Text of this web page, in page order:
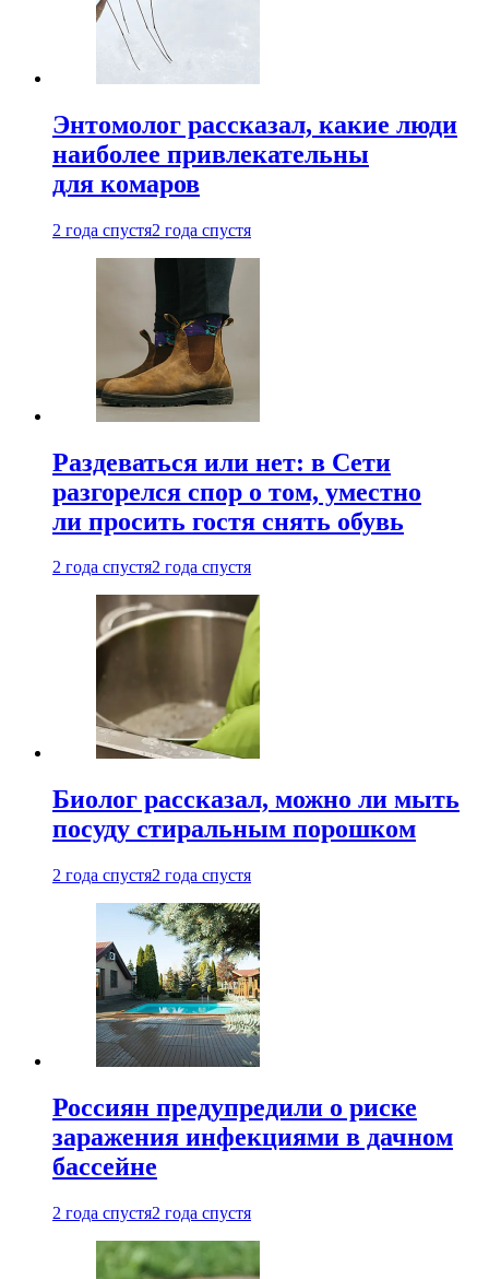
Энтомолог рассказал, какие люди
наиболее привлекательны
для комаров
2 года спустя2 года спустя
Раздеваться или нет: в Сети
разгорелся спор о том, уместно
ли просить гостя снять обувь
2 года спустя2 года спустя
Биолог рассказал, можно ли мыть
посуду стиральным порошком
2 года спустя2 года спустя
Россиян предупредили о риске
заражения инфекциями в дачном
бассейне
2 года спустя2 года спустя